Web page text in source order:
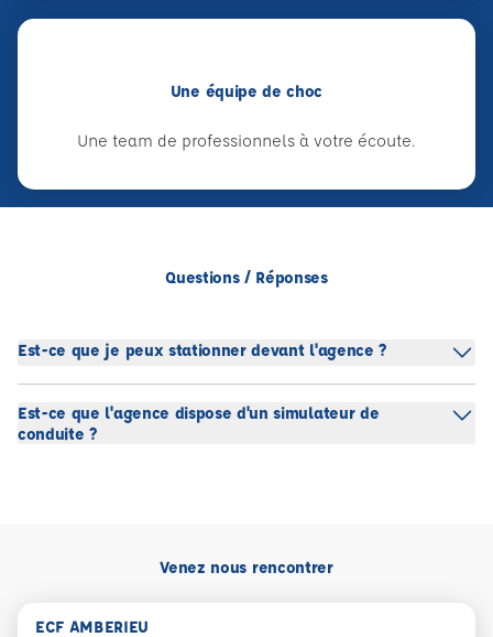
Une équipe de choc
Une team de professionnels à votre écoute.
Questions / Réponses
Est-ce que je peux stationner devant l'agence ?
Est-ce que l'agence dispose d'un simulateur de
conduite ?
Venez nous rencontrer
ECF AMBERIEU